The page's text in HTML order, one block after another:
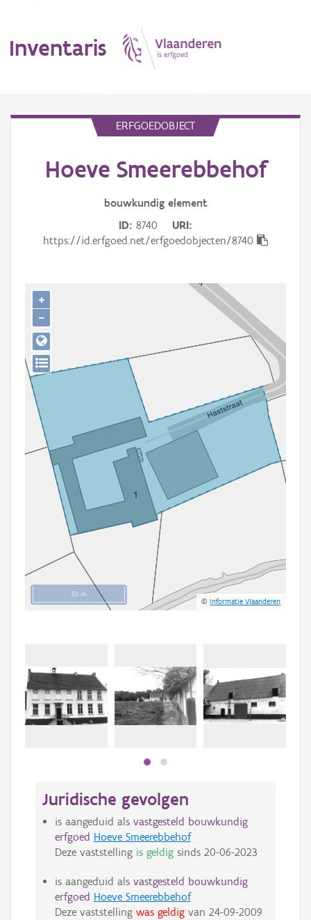
Inventaris
Erfgoedobject
Gebeurtenis
Persoon of collectief
Downloads
Hergebruik
Aanmelden
ERFGOEDOBJECT
Hoeve Smeerebbehof
bouwkundig element
ID 8740
URI
https://id.erfgoed.net/erfgoedobjecten/8740
50 m
©Informatie Vlaanderen
+
−
Juridische gevolgen
is aangeduid als vastgesteld bouwkundig
erfgoed Hoeve Smeerebbehof
Deze vaststelling is geldigsinds 20-06-2023
is aangeduid als vastgesteld bouwkundig
erfgoed Hoeve Smeerebbehof
Deze vaststelling was geldigvan 24-09-2009